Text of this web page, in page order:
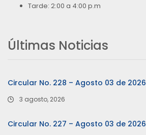
Tarde: 2:00 a 4:00 p.m
Últimas Noticias
Circular No. 228 – Agosto 03 de 2026
3 agosto, 2026
Circular No. 227 – Agosto 03 de 2026